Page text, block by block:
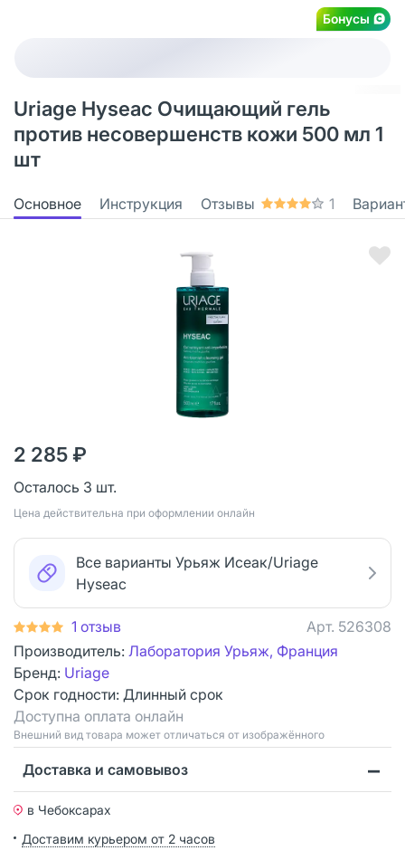
Бонусы
Uriage Hyseac Очищающий гель
против несовершенств кожи 500 мл 1
шт
Основное Инструкция Отзывы 1
2 285 ₽
Осталось 3 шт.
Цена действительна при оформлении онлайн
Все варианты Урьяж Исеак/Uriage
Hyseac
1 отзыв Арт. 526308
Производитель: Лаборатория Урьяж, Франция
Бренд: Uriage
Срок годности: Длинный срок
Доступна оплата онлайн
Bнешний вид товара может отличаться от изображённого
Доставка и самовывоз
в Чебоксарах
Доставим курьером от 2 часов